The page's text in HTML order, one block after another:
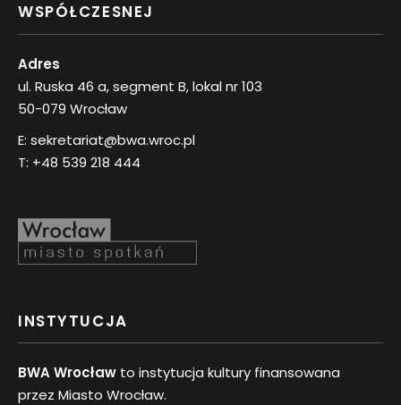
WSPÓŁCZESNEJ
Adres
ul. Ruska 46 a, segment B, lokal nr 103
50-079 Wrocław
E: sekretariat@bwa.wroc.pl
T: +48 539 218 444
INSTYTUCJA
BWA Wrocław to instytucja kultury finansowana
przez Miasto Wrocław.